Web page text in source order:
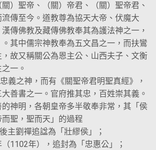
）聖帝、（關）帝君、（關）聖帝君、
傳至今。道教尊為協天大帝、伏魔大
傳佛教及藏傳佛教奉其為護法神之一，
其中儒宗神教奉為五文昌之一，而扶鸞
故又稱關公為恩主公、山西夫子、文衡
一。
之神，而有《關聖帝君明聖真經》，
善書之一。官府推其忠，百姓崇其義。
神明，各朝皇帝多半敬奉非常，其「侯
聖，聖而天」的過程
主劉禪追諡為「壯繆侯」；
1102年），追封為「忠惠公」；